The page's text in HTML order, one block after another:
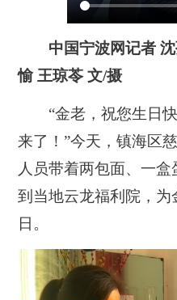
中国宁波网记者 沈
愉 王琼苓 文/摄
“金老，祝您生日快
来了！”今天，镇海区
人员带着两包面、一
到当地云龙福利院，为
日。